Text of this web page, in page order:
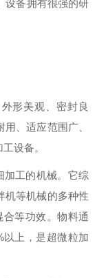
设备拥有很强的研
形美观、密封良
、适应范围广、
设备。
加工的机械。它综
机等机械的多种性
等功效。物料通
以上，是超微粒加